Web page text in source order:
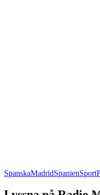
SpanskaMadridSpanienSport